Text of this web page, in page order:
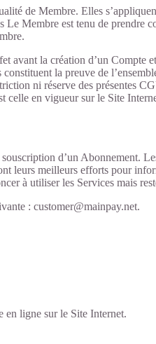
de Membre. Elles
Membre est tenu de prendre
avant la création d’un Compte
la preuve de
ni réserve des présentes
en vigueur sur le Site
d’un Abonnement.
leurs meilleurs efforts pour
à utiliser les Services mais
: customer@mainpay.net.
en ligne sur le Site Internet.